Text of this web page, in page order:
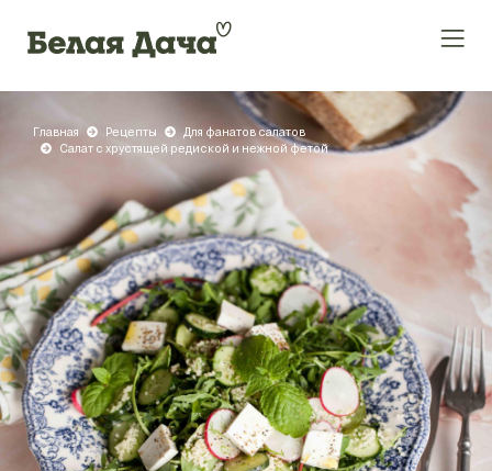
Главная Рецепты
Для фанатов салатов
Салат с хрустящей редиской и нежной фетой